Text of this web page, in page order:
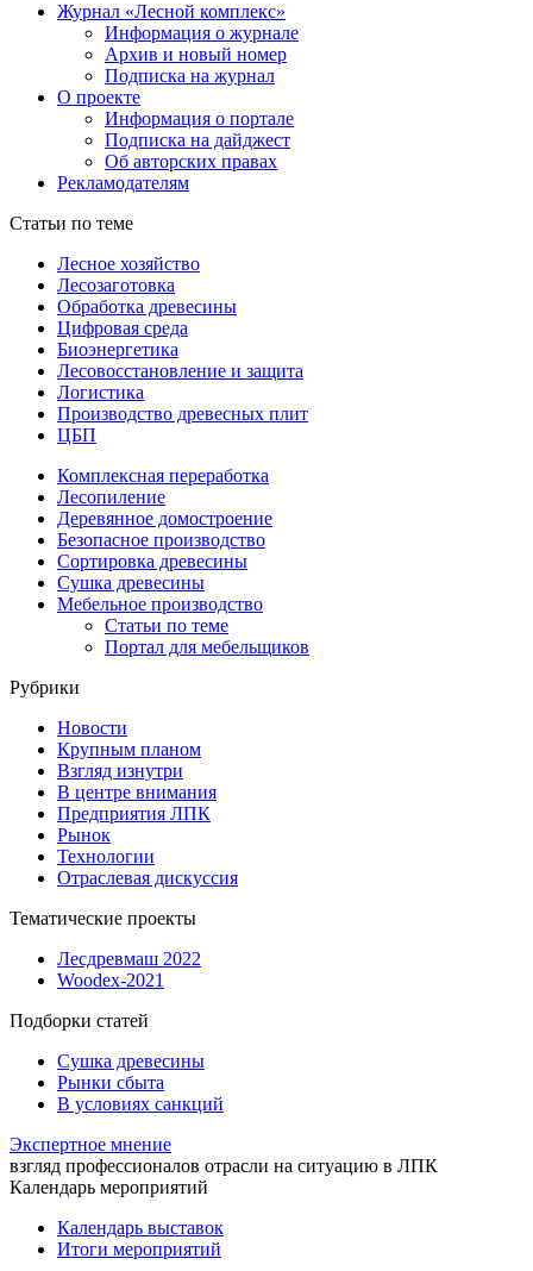
Журнал «Лесной комплекс»
Информация о журнале
Архив и новый номер
Подписка на журнал
О проекте
Информация о портале
Подписка на дайджест
Об авторских правах
Рекламодателям
Статьи по теме
Лесное хозяйство
Лесозаготовка
Обработка древесины
Цифровая среда
Биоэнергетика
Лесовосстановление и защита
Логистика
Производство древесных плит
ЦБП
Комплексная переработка
Лесопиление
Деревянное домостроение
Безопасное производство
Сортировка древесины
Сушка древесины
Мебельное производство
Статьи по теме
Портал для мебельщиков
Рубрики
Новости
Крупным планом
Взгляд изнутри
В центре внимания
Предприятия ЛПК
Рынок
Технологии
Отраслевая дискуссия
Тематические проекты
Лесдревмаш 2022
Woodex-2021
Подборки статей
Сушка древесины
Рынки сбыта
В условиях санкций
Экспертное мнение
взгляд профессионалов отрасли на ситуацию в ЛПК
Календарь мероприятий
Календарь выставок
Итоги мероприятий